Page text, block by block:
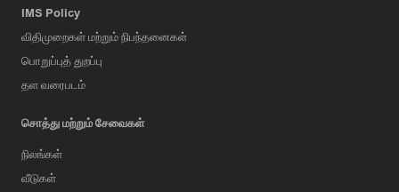
IMS Policy
விதிமுறைகள் மற்றும் நிபந்தனைகள்
பொறுப்புத் துறப்பு
தள வரைபடம்
சொத்து மற்றும் சேவைகள்
நிலங்கள்
வீடுகள்